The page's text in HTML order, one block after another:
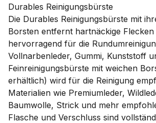
Durables Reinigungsbürste
Die Durables Reinigungsbürste mit
Borsten entfernt hartnäckige
hervorragend für die
Vollnarbenleder, Gummi, Kunststoff
Feinreinigungsbürste mit weichen
erhältlich) wird für die Reinigung
Materialien wie Premiumleder,
Baumwolle, Strick und mehr
Flasche und Verschluss sind